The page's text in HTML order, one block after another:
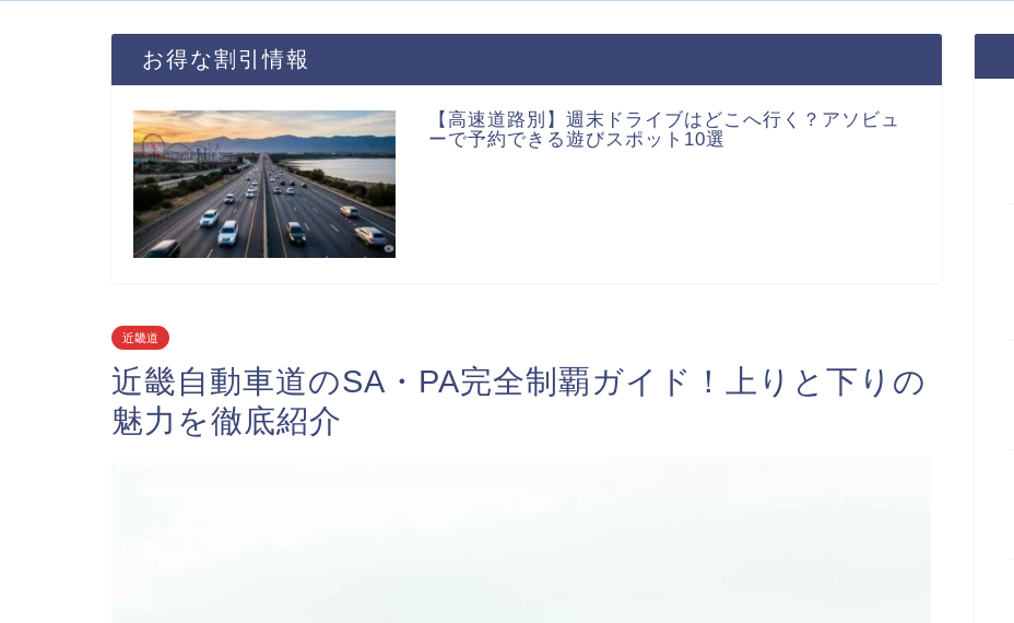
お得な割引情報
【高速道路別】週末ドライブはどこへ行く？アソビュ
ーで予約できる遊びスポット10選
近畿道
近畿自動車道のSA・PA完全制覇ガイド！上りと下りの
魅力を徹底紹介